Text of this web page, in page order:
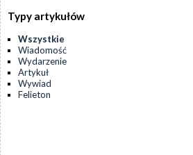
Typy artykułów
Wszystkie
Wiadomość
Wydarzenie
Artykuł
Wywiad
Felieton